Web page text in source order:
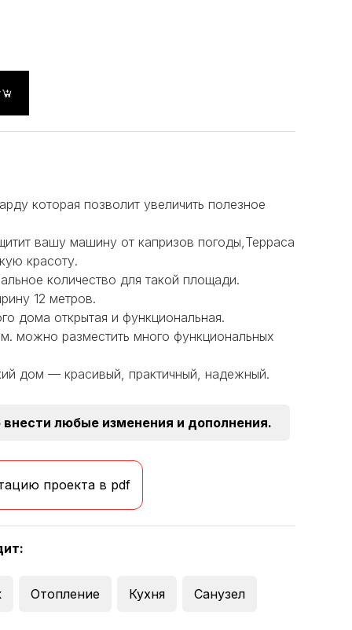
которая позволит увеличить полезное
вашу машину от капризов погоды,Терраса
красоту.
количество для такой площади.
12 метров.
дома открытая и функциональная.
можно разместить много функциональных
дом — красивый, практичный, надежный.
любые изменения и дополнения.
проекта в pdf
Отопление Кухня Санузел